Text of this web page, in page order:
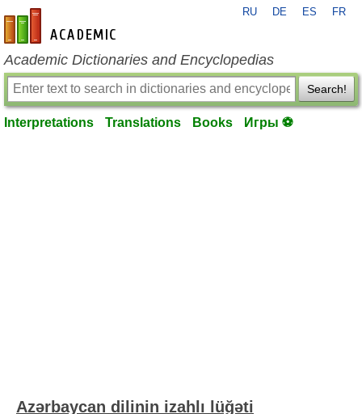
en-academic.com
RU DE ES FR
Academic Dictionaries and Encyclopedias
Search!
Interpretations Translations Books Игры ⚽
Azərbaycan dilinin izahlı lüğəti